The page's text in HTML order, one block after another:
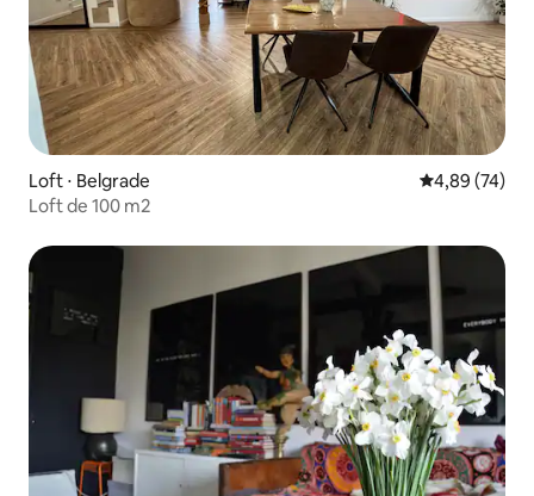
Loft ⋅ Belgrade Évaluation
4,89 (74)
Loft de 100 m2